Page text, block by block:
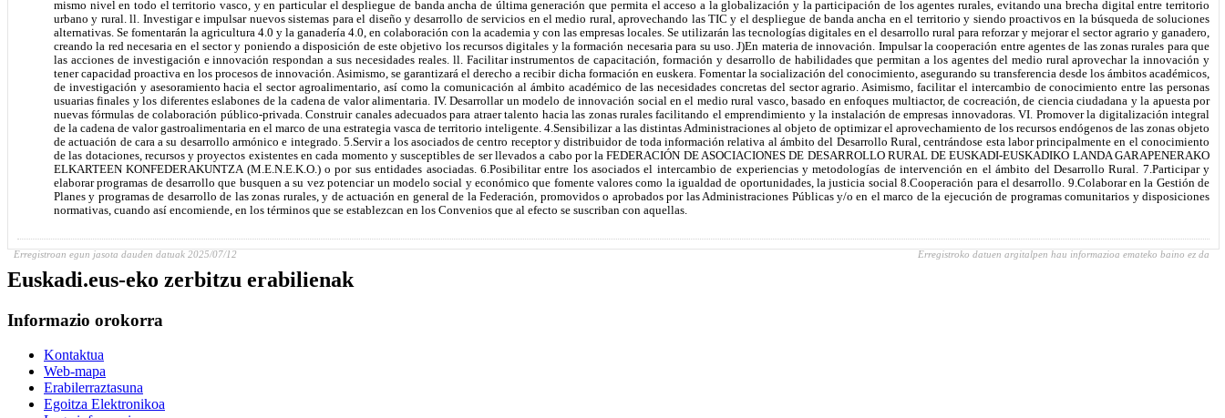
Erregistroan egun jasota dauden datuak 2025/07/12 Erregistroko datuen argitalpen hau informazioa emateko baino ez da
Euskadi.eus-eko zerbitzu erabilienak
Informazio orokorra
Kontaktua
Web-mapa
Erabilerraztasuna
Egoitza Elektronikoa